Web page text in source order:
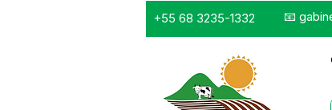
+55 68 3235-1332 📧